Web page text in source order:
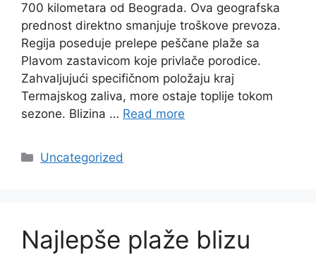
700 kilometara od Beograda. Ova geografska
prednost direktno smanjuje troškove prevoza.
Regija poseduje prelepe peščane plaže sa
Plavom zastavicom koje privlače porodice.
Zahvaljujući specifičnom položaju kraj
Termajskog zaliva, more ostaje toplije tokom
sezone. Blizina … Read more
Categories
Uncategorized
Najlepše plaže blizu